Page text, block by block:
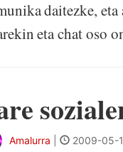
daitezke,
eta chat oso
Amalurra 2009-05-